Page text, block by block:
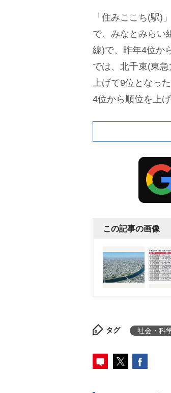
「住みここち(駅)
で、みなとみらい
線)で、昨年4位か
では、北千束(東
上げて9位となっ
4位から順位を上げ
この記事の画像
タグ 社会・科